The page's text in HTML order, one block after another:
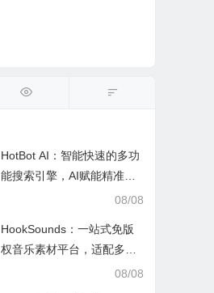
HotBot AI：智能快速的多功
能搜索引擎，AI赋能精准检
08/08
HookSounds：一站式免版
权音乐素材平台，适配多场
08/08